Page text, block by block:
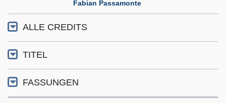
Fabian Passamonte
ALLE CREDITS
TITEL
FASSUNGEN